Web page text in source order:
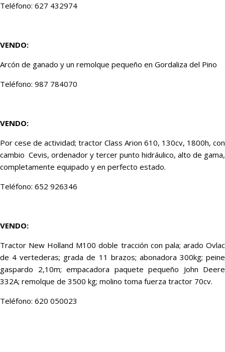
Teléfono: 627 432974
VENDO:
Arcón de ganado y un remolque pequeño en Gordaliza del Pino
Teléfono: 987 784070
VENDO:
Por cese de actividad; tractor Class Arion 610, 130cv, 1800h, con
cambio Cevis, ordenador y tercer punto hidráulico, alto de gama,
completamente equipado y en perfecto estado.
Teléfono: 652 926346
VENDO:
Tractor New Holland M100 doble tracción con pala; arado Ovlac
de 4 vertederas; grada de 11 brazos; abonadora 300kg; peine
gaspardo 2,10m; empacadora paquete pequeño John Deere
332A; remolque de 3500 kg; molino toma fuerza tractor 70cv.
Teléfono: 620 050023